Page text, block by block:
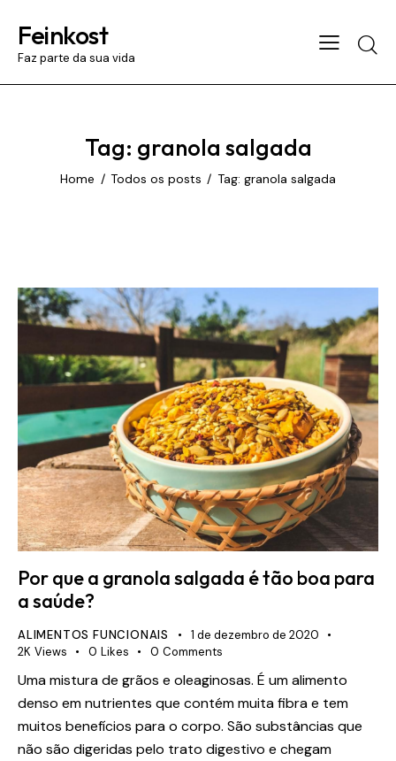
Feinkost
Faz parte da sua vida
Tag: granola salgada
Home Todos os posts Tag: granola salgada
Por que a granola salgada é tão boa para
a saúde?
ALIMENTOS FUNCIONAIS
1 de dezembro de 2020
2K Views 0 Likes 0 Comments
Uma mistura de grãos e oleaginosas. É um alimento
denso em nutrientes que contém muita fibra e tem
muitos benefícios para o corpo. São substâncias que
não são digeridas pelo trato digestivo e chegam